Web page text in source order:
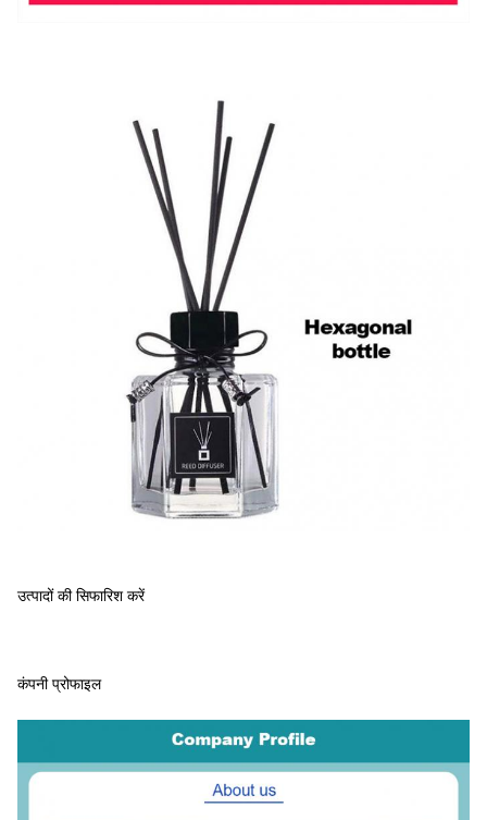
उत्पादों की सिफारिश करें
कंपनी प्रोफाइल